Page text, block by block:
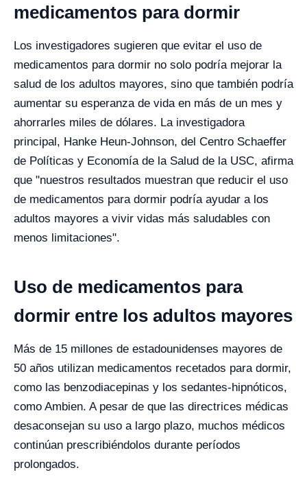
medicamentos para dormir
Los investigadores sugieren que evitar el uso de
medicamentos para dormir no solo podría mejorar la
salud de los adultos mayores, sino que también podría
aumentar su esperanza de vida en más de un mes y
ahorrarles miles de dólares. La investigadora
principal, Hanke Heun-Johnson, del Centro Schaeffer
de Políticas y Economía de la Salud de la USC, afirma
que "nuestros resultados muestran que reducir el uso
de medicamentos para dormir podría ayudar a los
adultos mayores a vivir vidas más saludables con
menos limitaciones".
Uso de medicamentos para
dormir entre los adultos mayores
Más de 15 millones de estadounidenses mayores de
50 años utilizan medicamentos recetados para dormir,
como las benzodiacepinas y los sedantes-hipnóticos,
como Ambien. A pesar de que las directrices médicas
desaconsejan su uso a largo plazo, muchos médicos
continúan prescribiéndolos durante períodos
prolongados.